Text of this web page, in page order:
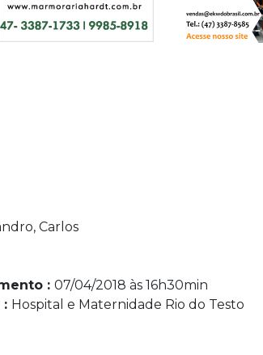
Carlos
: 07/04/2018 às 16h30min
: Hospital e Maternidade Rio do Testo